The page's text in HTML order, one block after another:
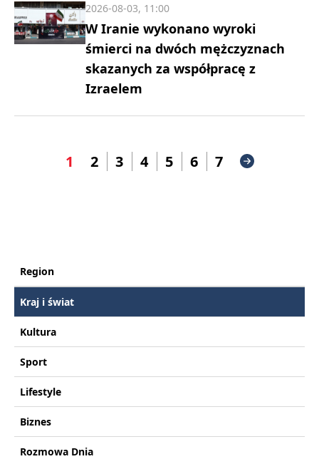
W Iranie wykonano wyroki
śmierci na dwóch mężczyznach
skazanych za współpracę z
Izraelem
2026-08-03, 11:00
1 2 3 4 5 6 7
Region
Kraj i świat
Kultura
Sport
Lifestyle
Biznes
Rozmowa Dnia